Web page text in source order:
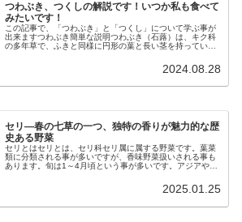
つわぶき、つくしの解説です！いつか私も食べて
みたいです！
この記事で、「つわぶき」と「つくし」について学ぶ事が
出来ますつわぶき簡単な説明つわぶき（石蕗）は、キク科
の多年草で、ふきと同様に円形の葉と長い茎を持っていま
2024.08.28
セリ―春の七草の一つ、独特の香りが魅力的な歴
史ある野菜
セリとはセリとは、セリ科セリ属に属する野菜です。葉菜
類に分類される事が多いですが、香味野菜扱いされる事も
あります。旬は1～4月頃という事が多いです。アジアやオ
2025.01.25